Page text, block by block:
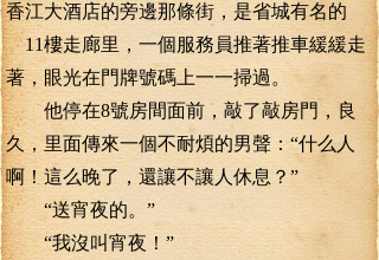
香江大酒店的旁邊那條街，是省城有名的
11樓走廊里，一個服務員推著推車緩緩走
著，眼光在門牌號碼上一一掃過。
他停在8號房間面前，敲了敲房門，良
久，里面傳來一個不耐煩的男聲：“什么人
啊！這么晚了，還讓不讓人休息？”
“送宵夜的。”
“我沒叫宵夜！”